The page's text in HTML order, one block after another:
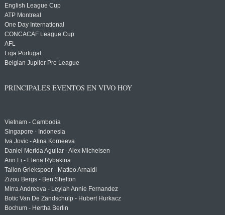
English League Cup
ATP Montreal
One Day International
CONCACAF League Cup
AFL
Liga Portugal
Belgian Jupiler Pro League
PRINCIPALES EVENTOS EN VIVO HOY
Vietnam - Cambodia
Singapore - Indonesia
Iva Jovic - Alina Korneeva
Daniel Merida Aguilar - Alex Michelsen
Ann Li - Elena Rybakina
Tallon Griekspoor - Matteo Arnaldi
Zizou Bergs - Ben Shelton
Mirra Andreeva - Leylah Annie Fernandez
Botic Van De Zandschulp - Hubert Hurkacz
Bochum - Hertha Berlin